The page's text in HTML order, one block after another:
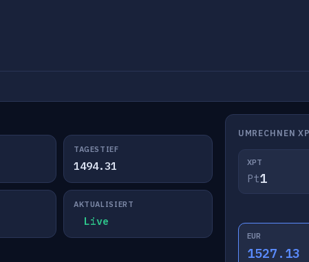
TAGESTIEF
1494.31
AKTUALISIERT
Live
UMRECHNEN
XPT
Pt
EUR
1527.13